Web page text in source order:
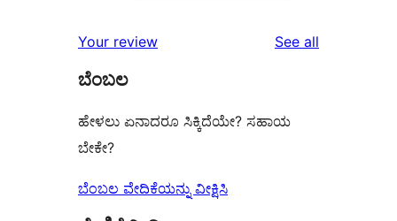
reviews
star
reviews
Your review See all
ಬೆಂಬಲ
ಹೇಳಲು ಏನಾದರೂ ಸಿಕ್ಕಿದೆಯೇ? ಸಹಾಯ
ಬೇಕೇ?
ಬೆಂಬಲ ವೇದಿಕೆಯನ್ನು ವೀಕ್ಷಿಸಿ